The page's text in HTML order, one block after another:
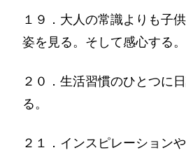
１９．大人の常識よりも子
姿を見る。そして感心する。
２０．生活習慣のひとつに
る。
２１．インスピレーション